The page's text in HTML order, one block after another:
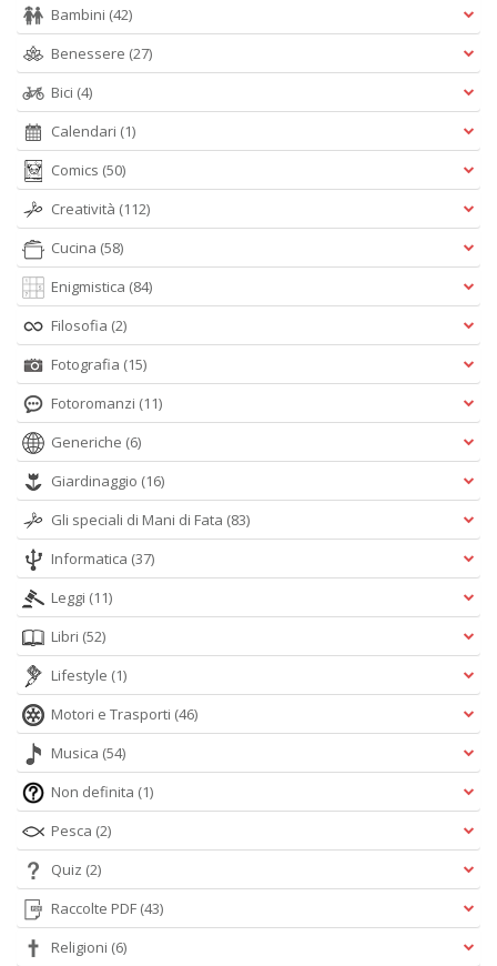
Bambini (42)
Benessere (27)
Bici (4)
Calendari (1)
Comics (50)
Creatività (112)
Cucina (58)
Enigmistica (84)
Filosofia (2)
Fotografia (15)
Fotoromanzi (11)
Generiche (6)
Giardinaggio (16)
Gli speciali di Mani di Fata (83)
Informatica (37)
Leggi (11)
Libri (52)
Lifestyle (1)
Motori e Trasporti (46)
Musica (54)
Non definita (1)
Pesca (2)
Quiz (2)
Raccolte PDF (43)
Religioni (6)